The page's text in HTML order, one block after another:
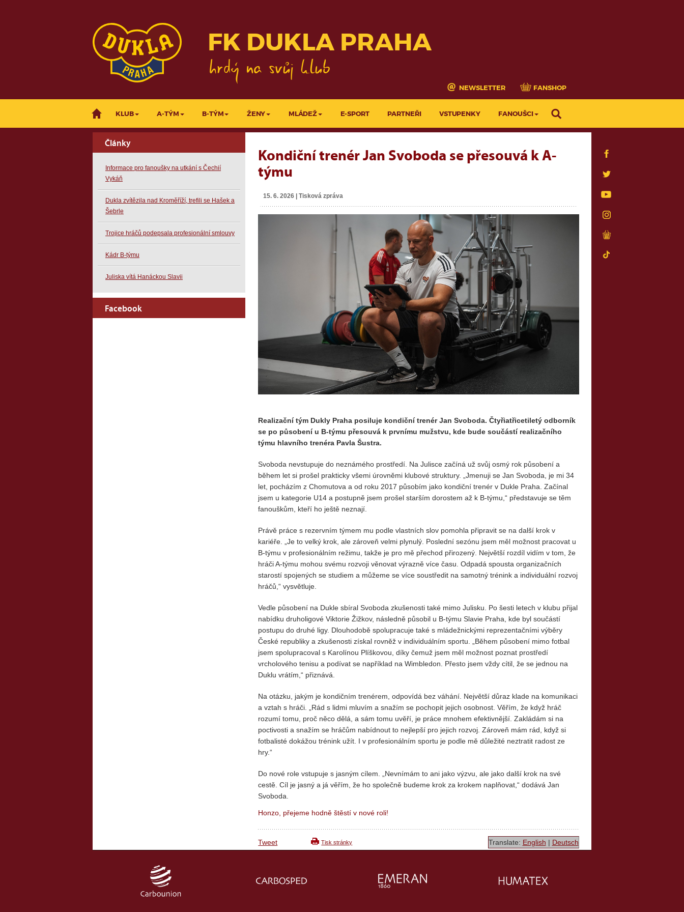
FK DUKLA PRAHA
NEWSLETTER FANSHOP
KLUB A-TÝM B-TÝM ŽENY MLÁDEŽ E-SPORT PARTNEŘI VSTUPENKY FANOUŠCI
Kondiční trenér Jan Svoboda se přesouvá k A-
týmu
15. 6. 2026 | Tisková zpráva
Realizační tým Dukly Praha posiluje kondiční trenér Jan Svoboda. Čtyřiatřicetiletý odborník
se po působení u B-týmu přesouvá k prvnímu mužstvu, kde bude součástí realizačního
týmu hlavního trenéra Pavla Šustra.
Svoboda nevstupuje do neznámého prostředí. Na Julisce začíná už svůj osmý rok působení a
během let si prošel prakticky všemi úrovněmi klubové struktury. „Jmenuji se Jan Svoboda, je mi 34
let, pocházím z Chomutova a od roku 2017 působím jako kondiční trenér v Dukle Praha. Začínal
jsem u kategorie U14 a postupně jsem prošel starším dorostem až k B-týmu,“ představuje se těm
fanouškům, kteří ho ještě neznají.
Právě práce s rezervním týmem mu podle vlastních slov pomohla připravit se na další krok v
kariéře. „Je to velký krok, ale zároveň velmi plynulý. Poslední sezónu jsem měl možnost pracovat u
B-týmu v profesionálním režimu, takže je pro mě přechod přirozený. Největší rozdíl vidím v tom, že
hráči A-týmu mohou svému rozvoji věnovat výrazně více času. Odpadá spousta organizačních
starostí spojených se studiem a můžeme se více soustředit na samotný trénink a individuální rozvoj
hráčů,“ vysvětluje.
Vedle působení na Dukle sbíral Svoboda zkušenosti také mimo Julisku. Po šesti letech v klubu přijal
nabídku druholigové Viktorie Žižkov, následně působil u B-týmu Slavie Praha, kde byl součástí
postupu do druhé ligy. Dlouhodobě spolupracuje také s mládežnickými reprezentačními výběry
České republiky a zkušenosti získal rovněž v individuálním sportu. „Během působení mimo fotbal
jsem spolupracoval s Karolínou Plíškovou, díky čemuž jsem měl možnost poznat prostředí
vrcholového tenisu a podívat se například na Wimbledon. Přesto jsem vždy cítil, že se jednou na
Duklu vrátím,“ přiznává.
Na otázku, jakým je kondičním trenérem, odpovídá bez váhání. Největší důraz klade na komunikaci
a vztah s hráči. „Rád s lidmi mluvím a snažím se pochopit jejich osobnost. Věřím, že když hráč
rozumí tomu, proč něco dělá, a sám tomu uvěří, je práce mnohem efektivnější. Zakládám si na
poctivosti a snažím se hráčům nabídnout to nejlepší pro jejich rozvoj. Zároveň mám rád, když si
fotbalisté dokážou trénink užít. I v profesionálním sportu je podle mě důležité neztratit radost ze
hry.“
Do nové role vstupuje s jasným cílem. „Nevnímám to ani jako výzvu, ale jako další krok na své
cestě. Cíl je jasný a já věřím, že ho společně budeme krok za krokem naplňovat,“ dodává Jan
Svoboda.
Honzo, přejeme hodně štěstí v nové roli!
Tweet Tisk stránky Translate: English | Deutsch
Články
Informace pro fanoušky na utkání s Čechií
Vykáň
Dukla zvítězila nad Kroměříží, trefili se Hašek a
Šebrle
Trojice hráčů podepsala profesionální smlouvy
Kádr B-týmu
Juliska vítá Hanáckou Slavii
Facebook